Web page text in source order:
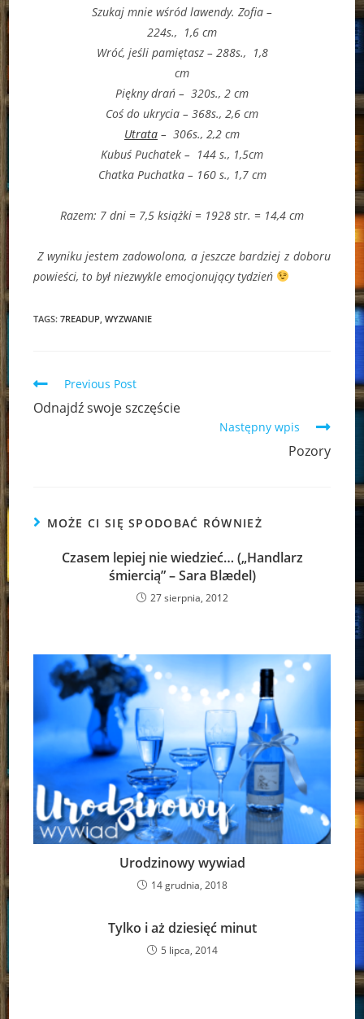
Szukaj mnie wśród lawendy. Zofia –
224s., 1,6 cm
Wróć, jeśli pamiętasz – 288s., 1,8
cm
Piękny drań – 320s., 2 cm
Coś do ukrycia – 368s., 2,6 cm
Utrata – 306s., 2,2 cm
Kubuś Puchatek – 144 s., 1,5cm
Chatka Puchatka – 160 s., 1,7 cm
Razem: 7 dni = 7,5 książki = 1928 str. = 14,4 cm
Z wyniku jestem zadowolona, a jeszcze bardziej z doboru
powieści, to był niezwykle emocjonujący tydzień
TAGS:7READUP WYZWANIE
Read
articles
Previous Post
Odnajdź swoje szczęście
Następny wpis
Pozory
MOŻE CI SIĘ SPODOBAĆ RÓWNIEŻ
Czasem lepiej nie wiedzieć… („Handlarz
śmiercią” – Sara Blædel)
27 sierpnia, 2012
Urodzinowy wywiad
14 grudnia, 2018
Tylko i aż dziesięć minut
5 lipca, 2014